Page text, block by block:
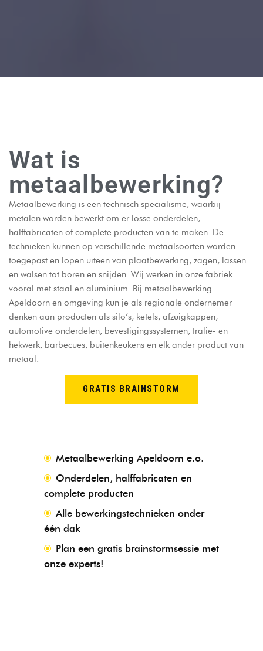
Wat is
metaalbewerking?
Metaalbewerking is een technisch specialisme, waarbij
metalen worden bewerkt om er losse onderdelen,
halffabricaten of complete producten van te maken. De
technieken kunnen op verschillende metaalsoorten worden
toegepast en lopen uiteen van plaatbewerking, zagen, lassen
en walsen tot boren en snijden. Wij werken in onze fabriek
vooral met staal en aluminium. Bij metaalbewerking
Apeldoorn en omgeving kun je als regionale ondernemer
denken aan producten als silo’s, ketels, afzuigkappen,
automotive onderdelen, bevestigingssystemen, tralie- en
hekwerk, barbecues, buitenkeukens en elk ander product van
metaal.
GRATIS BRAINSTORM
Metaalbewerking Apeldoorn e.o.
Onderdelen, halffabricaten en
complete producten
Alle bewerkingstechnieken onder
één dak
Plan een gratis brainstormsessie met
onze experts!